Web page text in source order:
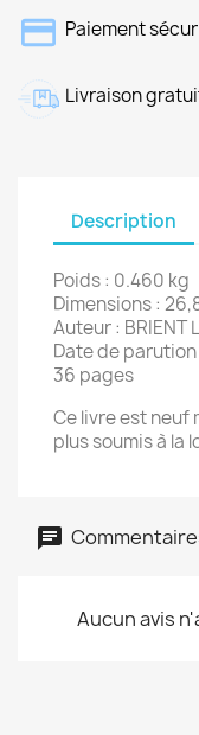
Paiement
Livraison
Description
Poids : 0.460 kg
Dimensions :
Auteur : BRIENT
Date de
36 pages
Ce livre est neuf
plus soumis à la
Aucun avis